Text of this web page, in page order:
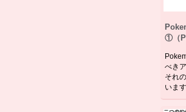
①（
べき
それ
います